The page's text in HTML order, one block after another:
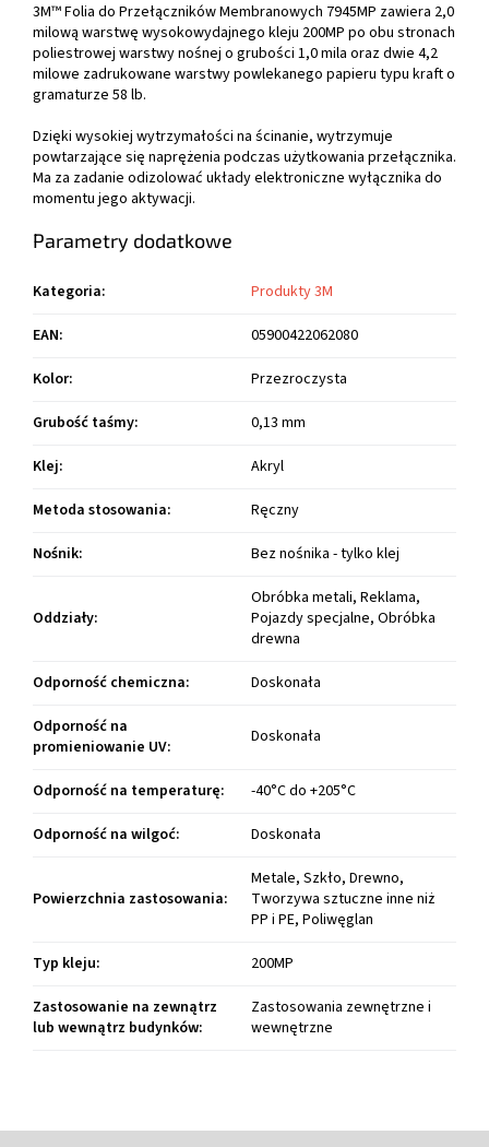
3M™ Folia do Przełączników Membranowych 7945MP zawiera 2,0
milową warstwę wysokowydajnego kleju 200MP po obu stronach
poliestrowej warstwy nośnej o grubości 1,0 mila oraz dwie 4,2
milowe zadrukowane warstwy powlekanego papieru typu kraft o
gramaturze 58 lb.
Dzięki wysokiej wytrzymałości na ścinanie, wytrzymuje
powtarzające się naprężenia podczas użytkowania przełącznika.
Ma za zadanie odizolować układy elektroniczne wyłącznika do
momentu jego aktywacji.
Parametry dodatkowe
Kategoria:
Produkty 3M
EAN:
05900422062080
Kolor:
Przezroczysta
Grubość taśmy:
0,13 mm
Klej:
Akryl
Metoda stosowania:
Ręczny
Nośnik: Bez nośnika - tylko klej
Oddziały:
Obróbka metali, Reklama,
Pojazdy specjalne, Obróbka
drewna
Odporność chemiczna:
Doskonała
Odporność na
promieniowanie UV: Doskonała
Odporność na temperaturę:
-40°C do +205°C
Odporność na wilgoć: Doskonała
Powierzchnia zastosowania:
Metale, Szkło, Drewno,
Tworzywa sztuczne inne niż
PP i PE, Poliwęglan
Typ kleju:
200MP
Zastosowanie na zewnątrz
lub wewnątrz budynków:
Zastosowania zewnętrzne i
wewnętrzne